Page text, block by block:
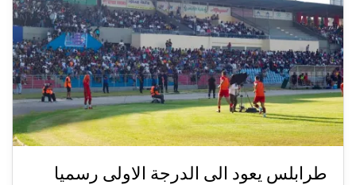
طرابلس يعود الى الدرجة الاولى رسميا